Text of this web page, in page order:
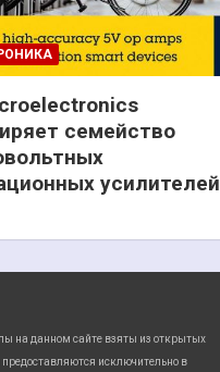
семейство
усилителей
на данном сайте взяты из открытых
предоставляются исключительно в